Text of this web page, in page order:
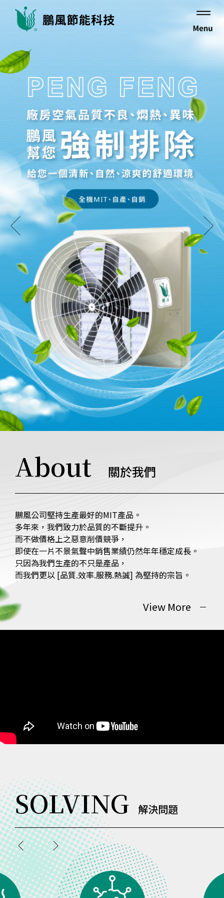
About 關於我們
鵬風公司堅持生產最好的MIT產品。
多年來，我們致力於品質的不斷提升。
而不做價格上之惡意削價競爭，
即使在一片不景氣聲中銷售業績仍然年年穩定成長。
只因為我們生產的不只是產品，
而我們更以 [品質.效率.服務.熱誠] 為堅持的宗旨。
View More
SOLVING 解決問題